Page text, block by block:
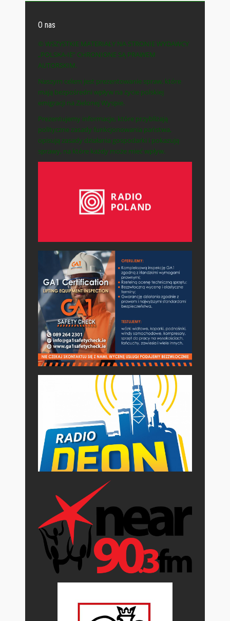
O nas
© WSZYSTKIE MATERIAŁY NA STRONIE WYDAWCY
„POLSKA-IE” CHRONIONE SĄ PRAWEM
AUTORSKIM.
Naszym celem jest prezentowanie spraw, które
mają bezpośredni wpływ na życie polskiej
emigracji na Zielonej Wyspie.
Prezentujemy informacje, które przybliżają
polityczne zasady funkcjonowania państwa,
opisują zasady działania gospodarki i pokazują
sprawy, na które każdy może mieć wpływ.